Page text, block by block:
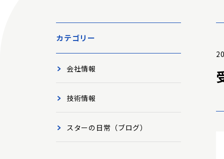
カテゴリー
会社情報
技術情報
スターの日常（ブログ）